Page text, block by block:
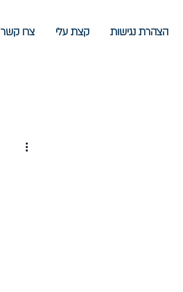
הצהרת נגישות קצת עלי צרו קשר